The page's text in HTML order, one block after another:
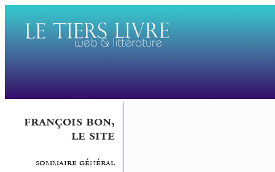
françois bon,
le site
sommaire général